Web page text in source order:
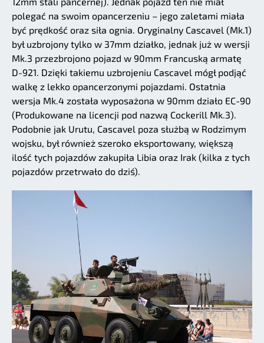
polegać na swoim opancerzeniu – jego zaletami miała
być prędkość oraz siła ognia. Oryginalny Cascavel (Mk.1)
był uzbrojony tylko w 37mm działko, jednak już w wersji
Mk.3 przezbrojono pojazd w 90mm Francuską armatę
D-921. Dzięki takiemu uzbrojeniu Cascavel mógł podjąć
walkę z lekko opancerzonymi pojazdami. Ostatnia
wersja Mk.4 została wyposażona w 90mm działo EC-90
(Produkowane na licencji pod nazwą Cockerill Mk.3).
Podobnie jak Urutu, Cascavel poza służbą w Rodzimym
wojsku, był również szeroko eksportowany, większą
ilość tych pojazdów zakupiła Libia oraz Irak (kilka z tych
pojazdów przetrwało do dziś).